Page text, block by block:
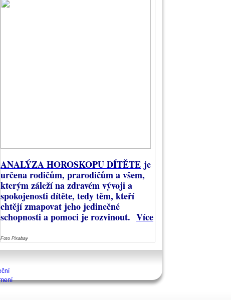
ANALÝZA HOROSKOPU DÍTĚTE je
určena rodičům, prarodičům a všem,
kterým záleží na zdravém vývoji a
spokojenosti dítěte, tedy těm, kteří
chtějí zmapovat jeho jedinečné
schopnosti a pomoci je rozvinout. Více
Foto Pixabay